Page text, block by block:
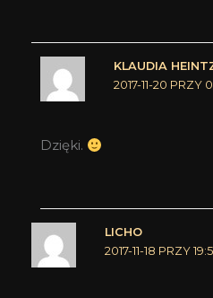
KLAUDIA
2017-11-20 PRZY
Dzięki.
LICHO
2017-11-18 PRZY